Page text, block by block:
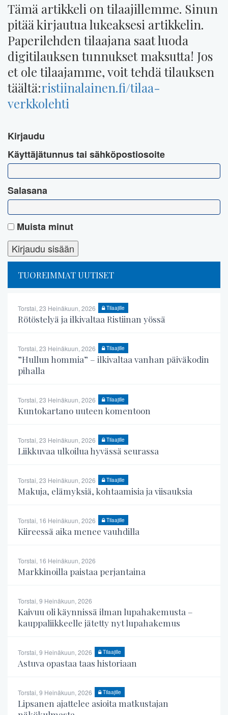
Tämä artikkeli on tilaajillemme. Sinun
pitää kirjautua lukeaksesi artikkelin.
Paperilehden tilaajana saat luoda
digitilauksen tunnukset maksutta! Jos
et ole tilaajamme, voit tehdä tilauksen
täältä:ristiinalainen.fi/tilaa-
verkkolehti
Kirjaudu
Käyttäjätunnus tai sähköpostiosoite
Salasana
Muista minut
TUOREIMMAT UUTISET
Torstai, 23 Heinäkuun, 2026 Tilaajille
Rötöstelyä ja ilkivaltaa Ristiinan yössä
Torstai, 23 Heinäkuun, 2026 Tilaajille
”Hullun hommia” – ilkivaltaa vanhan päiväkodin
pihalla
Torstai, 23 Heinäkuun, 2026 Tilaajille
Kuntokartano uuteen komentoon
Torstai, 23 Heinäkuun, 2026 Tilaajille
Liikkuvaa ulkoilua hyvässä seurassa
Torstai, 23 Heinäkuun, 2026 Tilaajille
Makuja, elämyksiä, kohtaamisia ja viisauksia
Torstai, 16 Heinäkuun, 2026 Tilaajille
Kiireessä aika menee vauhdilla
Torstai, 16 Heinäkuun, 2026
Markkinoilla paistaa perjantaina
Torstai, 9 Heinäkuun, 2026
Kaivuu oli käynnissä ilman lupahakemusta –
kauppaliikkeelle jätetty nyt lupahakemus
Torstai, 9 Heinäkuun, 2026 Tilaajille
Astuva opastaa taas historiaan
Torstai, 9 Heinäkuun, 2026 Tilaajille
Lipsanen ajattelee asioita matkustajan